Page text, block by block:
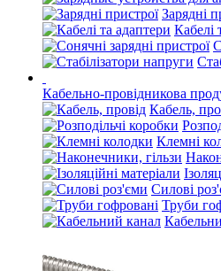
Зарядні
Кабелі
Кабельно-провідникова
Кабель,
Клемні
Силові
Труби